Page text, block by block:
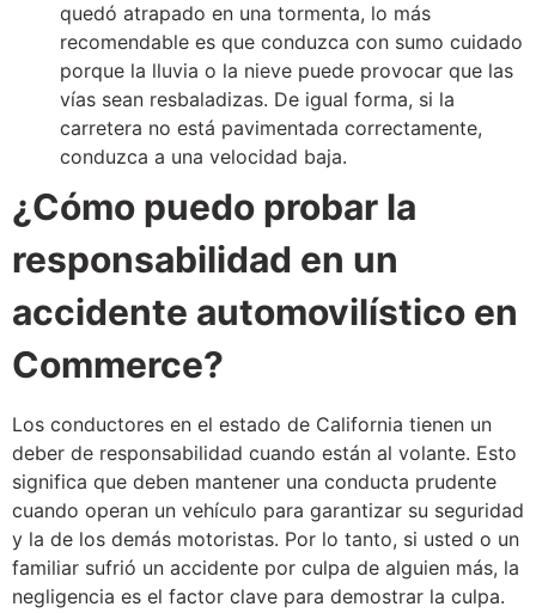
quedó atrapado en una tormenta, lo más
recomendable es que conduzca con sumo cuidado
porque la lluvia o la nieve puede provocar que las
vías sean resbaladizas. De igual forma, si la
carretera no está pavimentada correctamente,
conduzca a una velocidad baja.
¿Cómo puedo probar la
responsabilidad en un
accidente automovilístico en
Commerce?
Los conductores en el estado de California tienen un
deber de responsabilidad cuando están al volante. Esto
significa que deben mantener una conducta prudente
cuando operan un vehículo para garantizar su seguridad
y la de los demás motoristas. Por lo tanto, si usted o un
familiar sufrió un accidente por culpa de alguien más, la
negligencia es el factor clave para demostrar la culpa.